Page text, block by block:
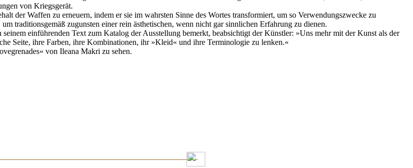
von Kriegsgerät.
der Waffen zu erneuern, indem er sie im wahrsten Sinne des Wortes transformiert, um so Verwendungszwecke zu
traditionsgemäß zugunsten einer rein ästhetischen, wenn nicht gar sinnlichen Erfahrung zu dienen.
einführenden Text zum Katalog der Ausstellung bemerkt, beabsichtigt der Künstler: »Uns mehr mit der Kunst als der
Seite, ihre Farben, ihre Kombinationen, ihr »Kleid« und ihre Terminologie zu lenken.«
von Ileana Makri zu sehen.